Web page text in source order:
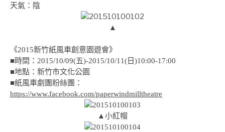
天氣：陰
▲
《2015新竹紙風車創意園遊會》
■時間：2015/10/09(五)-2015/10/11(日)10:00-17:00
■地點：新竹市文化公園
■紙風車劇團粉絲團：
https://www.facebook.com/paperwindmilltheatre
▲小紅帽